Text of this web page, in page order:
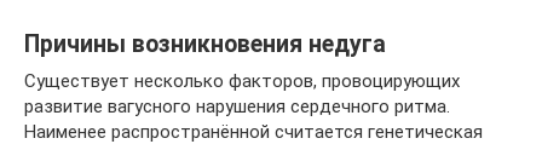
Причины возникновения недуга
Существует несколько факторов, провоцирующих
развитие вагусного нарушения сердечного ритма.
Наименее распространённой считается генетическая